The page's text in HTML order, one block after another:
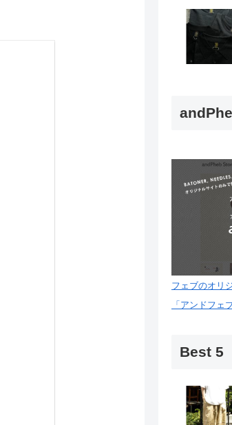
フェブのオリ
「アンドフェ
Best 5